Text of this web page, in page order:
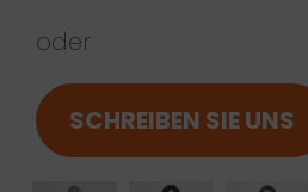
oder
SCHREIBEN SIE UNS